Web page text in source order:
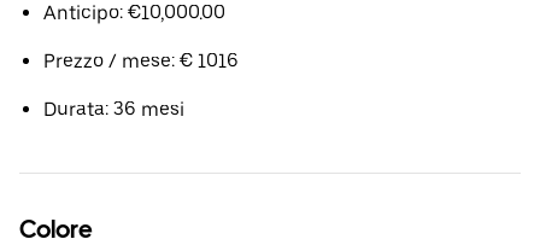
Anticipo: €10,000.00
Prezzo / mese: € 1016
Durata: 36 mesi
Colore